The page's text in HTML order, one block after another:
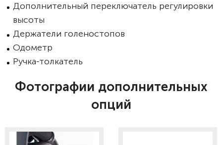
Дополнительный переключатель регулировки
высоты
Держатели голеностопов
Одометр
Ручка-толкатель
Фотографии дополнительных
опций